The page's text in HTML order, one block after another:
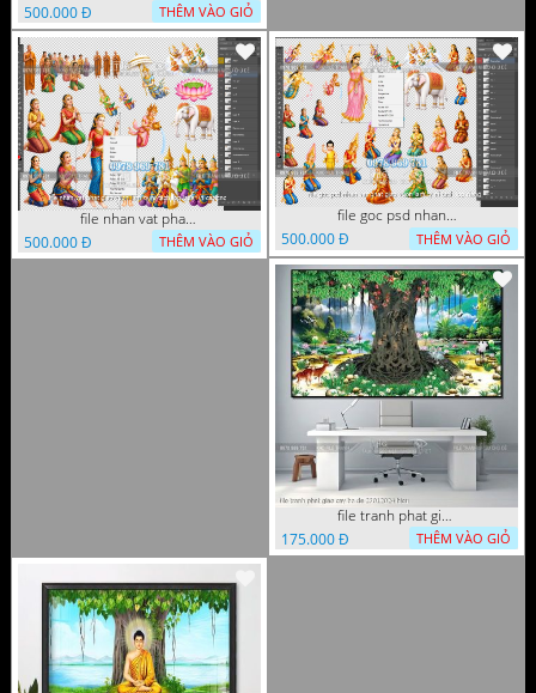
500.000 Đ
THÊM VÀO GIỎ
file nhan vat phat giao vuon lam ty ni tach lop layer in cat cnc
500.000 Đ
THÊM VÀO GIỎ
file goc psd nhan vat phat giao vuon lam ty ni tach lop rieng
500.000 Đ
THÊM VÀO GIỎ
file tranh phat giao cay bo de 23012024 hieu
175.000 Đ
THÊM VÀO GIỎ